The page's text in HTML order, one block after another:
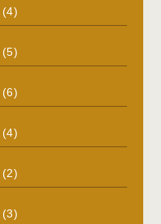
(4)
(5)
(6)
(4)
(2)
(3)